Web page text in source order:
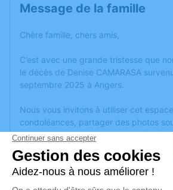
Message de la famille
Chère famille, chers amis,
C’est avec une grande tristesse que
le décès de Denise CAMARASA
septembre 2025 à Angers.
Nous vous invitons à utiliser cet
condoléances, partager des photos
anecdote ou exprimer vos pensées à
ou des textes. Cet endroit est un lieu
honorer la mémoire de Denise
Un service de plantation d’arbre